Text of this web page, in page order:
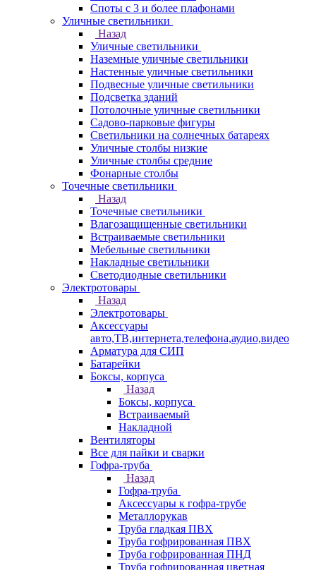
Споты с 3 и более плафонами
Уличные светильники
Назад
Уличные светильники
Наземные уличные светильники
Настенные уличные светильники
Подвесные уличные светильники
Подсветка зданий
Потолочные уличные светильники
Садово-парковые фигуры
Светильники на солнечных батареях
Уличные столбы низкие
Уличные столбы средние
Фонарные столбы
Точечные светильники
Назад
Точечные светильники
Влагозащищенные светильники
Встраиваемые светильники
Мебельные светильники
Накладные светильники
Светодиодные светильники
Электротовары
Назад
Электротовары
Аксессуары
авто,ТВ,интернета,телефона,аудио,видео
Арматура для СИП
Батарейки
Боксы, корпуса
Назад
Боксы, корпуса
Встраиваемый
Накладной
Вентиляторы
Все для пайки и сварки
Гофра-труба
Назад
Гофра-труба
Аксессуары к гофра-трубе
Металлорукав
Труба гладкая ПВХ
Труба гофрированная ПВХ
Труба гофрированная ПНД
Труба гофрированная цветная